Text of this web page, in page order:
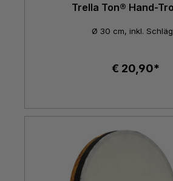
Trella Ton® Hand-
Ø 30 cm, inkl.
€ 20,90*